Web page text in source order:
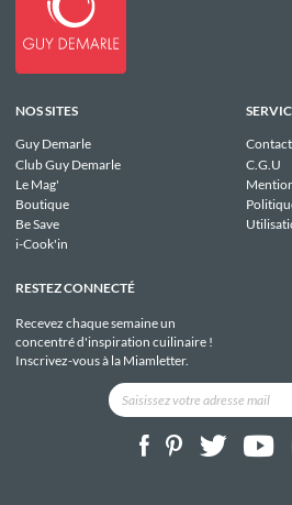
NOS SITES
Guy Demarle
Club Guy Demarle
Le Mag'
Boutique
Be Save
i-Cook'in
C.G.U
RESTEZ CONNECTÉ
Recevez chaque semaine un
concentré d'inspiration cuilinaire !
Inscrivez-vous à la Miamletter.